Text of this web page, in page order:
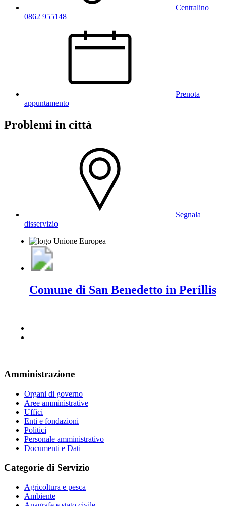
Centralino
0862 955148
Prenota
appuntamento
Problemi in città
Segnala
disservizio
Comune di San Benedetto in Perillis
Amministrazione
Organi di governo
Aree amministrative
Uffici
Enti e fondazioni
Politici
Personale amministrativo
Documenti e Dati
Categorie di Servizio
Agricoltura e pesca
Ambiente